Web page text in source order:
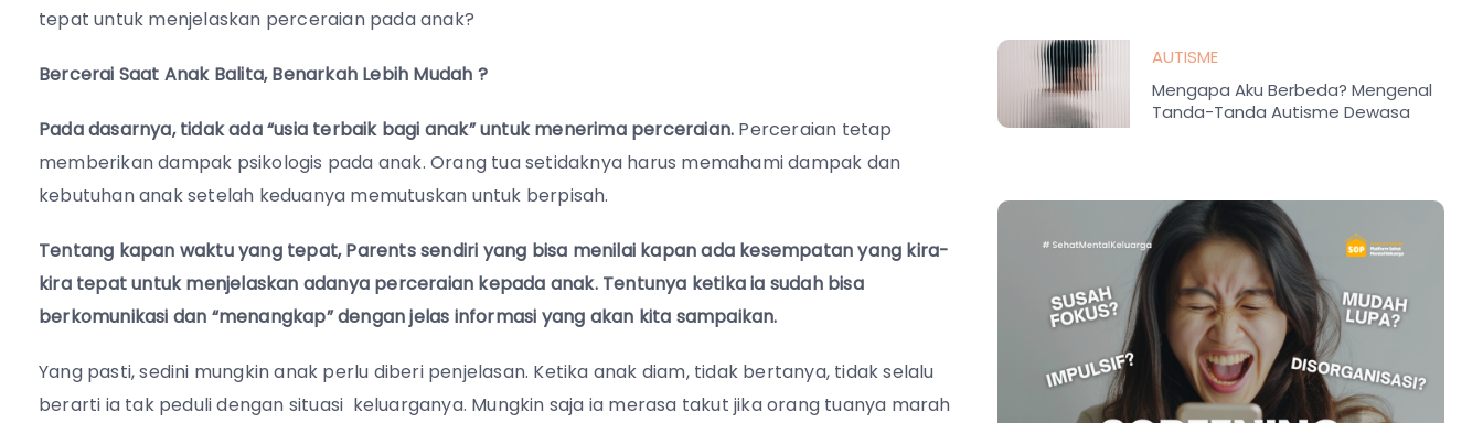
tepat untuk menjelaskan perceraian pada anak?
Bercerai Saat Anak Balita, Benarkah Lebih Mudah ?
Pada dasarnya, tidak ada “usia terbaik bagi anak” untuk menerima perceraian. Perceraian tetap
memberikan dampak psikologis pada anak. Orang tua setidaknya harus memahami dampak dan
kebutuhan anak setelah keduanya memutuskan untuk berpisah.
Tentang kapan waktu yang tepat, Parents sendiri yang bisa menilai kapan ada kesempatan yang kira-
kira tepat untuk menjelaskan adanya perceraian kepada anak. Tentunya ketika ia sudah bisa
berkomunikasi dan “menangkap” dengan jelas informasi yang akan kita sampaikan.
Yang pasti, sedini mungkin anak perlu diberi penjelasan. Ketika anak diam, tidak bertanya, tidak selalu
berarti ia tak peduli dengan situasi keluarganya. Mungkin saja ia merasa takut jika orang tuanya marah
AUTISME
Mengapa Aku Berbeda? Mengenal
Tanda-Tanda Autisme Dewasa